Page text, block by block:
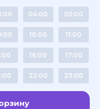
04:00 05:00
10:00 11:00
16:00 17:00
22:00 23:00